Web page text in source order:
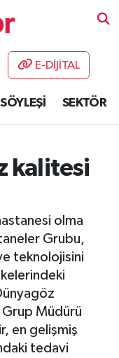
E-DİJİTAL
SÖYLEŞİ SEKTÖR
kalitesi
olma
Grubu,
teknolojisini
Müdürü
en gelişmiş
tedavi